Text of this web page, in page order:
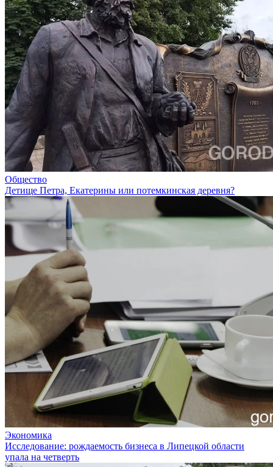
Общество
Детище Петра, Екатерины или потемкинская деревня?
Экономика
Исследование: рождаемость бизнеса в Липецкой области
упала на четверть